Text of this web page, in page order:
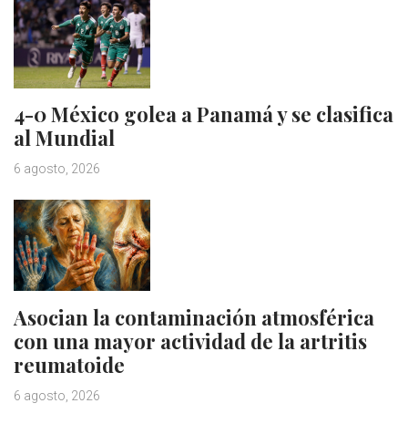
4-0 México golea a Panamá y se clasifica
al Mundial
6 agosto, 2026
Asocian la contaminación atmosférica
con una mayor actividad de la artritis
reumatoide
6 agosto, 2026